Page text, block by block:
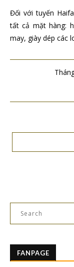
Đối với tuyến
tất cả mặt hàng:
may, giày dép các
FANPAGE